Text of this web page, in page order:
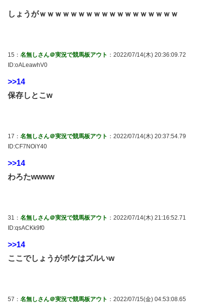
しょうがｗｗｗｗｗｗｗｗｗｗｗｗｗｗｗｗｗｗ
15： 名無しさん＠実況で競馬板アウト ：2022/07/14(木) 20:36:09.72
ID:oALeawhV0
>>14
保存しとこw
17： 名無しさん＠実況で競馬板アウト ：2022/07/14(木) 20:37:54.79
ID:CF7NOiY40
>>14
わろたwwww
31： 名無しさん＠実況で競馬板アウト ：2022/07/14(木) 21:16:52.71
ID:qsACKk9f0
>>14
ここでしょうがボケはズルいw
57： 名無しさん＠実況で競馬板アウト ：2022/07/15(金) 04:53:08.65